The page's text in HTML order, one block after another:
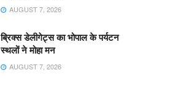
AUGUST 7, 2026
ब्रिक्स डेलीगेट्स का भोपाल के पर्यटन
स्थलों ने मोहा मन
AUGUST 7, 2026